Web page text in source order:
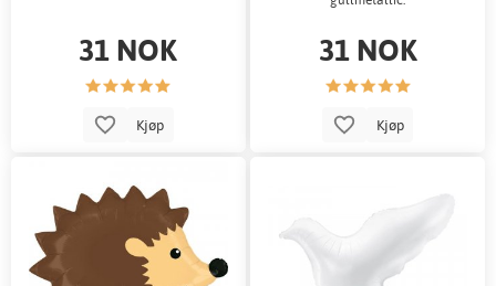
31 NOK
Kjøp
31 NOK
Kjøp